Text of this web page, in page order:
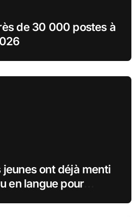
de 30 000 postes à
jeunes ont déjà menti
en langue pour